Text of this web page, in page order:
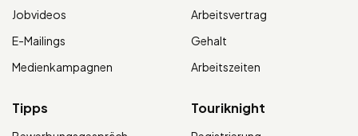
Jobvideos
E-Mailings
Medienkampagnen
Arbeitsvertrag
Gehalt
Arbeitszeiten
Tipps Touriknight